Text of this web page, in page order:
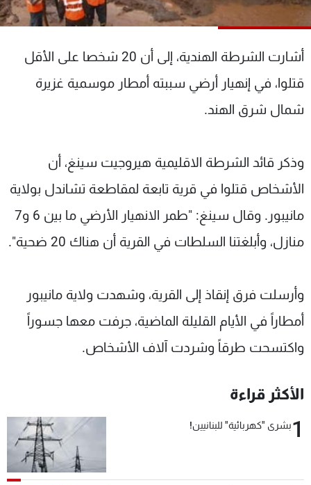
أشارت الشرطة الهندية، إلى أن 20 شخصا على الأقل
قتلوا، في إنهيار أرضي سببته أمطار موسمية غزيرة
شمال شرق الهند.
وذكر قائد الشرطة الاقليمية هيروجيت سينغ، أن
الأشخاص قتلوا في قرية تابعة لمقاطعة تشاندل بولاية
مانيبور. وقال سينغ: "طمر الانهيار الأرضي ما بين 6 و7
منازل، وأبلغتنا السلطات في القرية أن هناك 20 ضحية".
وأرسلت فرق إنقاذ إلى القرية، وشهدت ولاية مانيبور
أمطاراً في الأيام القليلة الماضية، جرفت معها جسوراً
واكتسحت طرقاً وشردت آلاف الأشخاص.
الأكثر قراءة
1بشرى "كهربائية" للبنانيين!
عن MTV
الإنـتـاج
لاعلاناتكم
وظائف
تواصل معنا